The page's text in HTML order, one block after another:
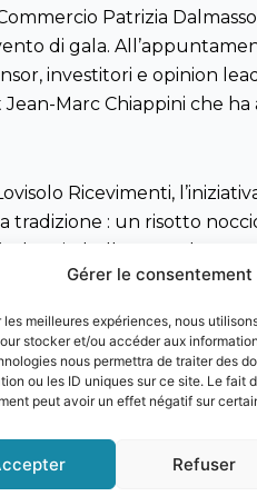
Gérer le
les meilleures expériences, nous
stocker et/ou accéder aux
nous permettra de traiter des
ou les ID uniques sur ce site. Le fait
peut avoir un effet négatif sur
Refuser
Patrizia
di gala.
investitori e opinion
Jean-Marc Chiappini che
Ricevimenti,
tradizione : un risotto
in bellezza, nel segno
serata di grande successo
che hanno voluto
quindi fissato al 2023 con
Italiana di Nizza.